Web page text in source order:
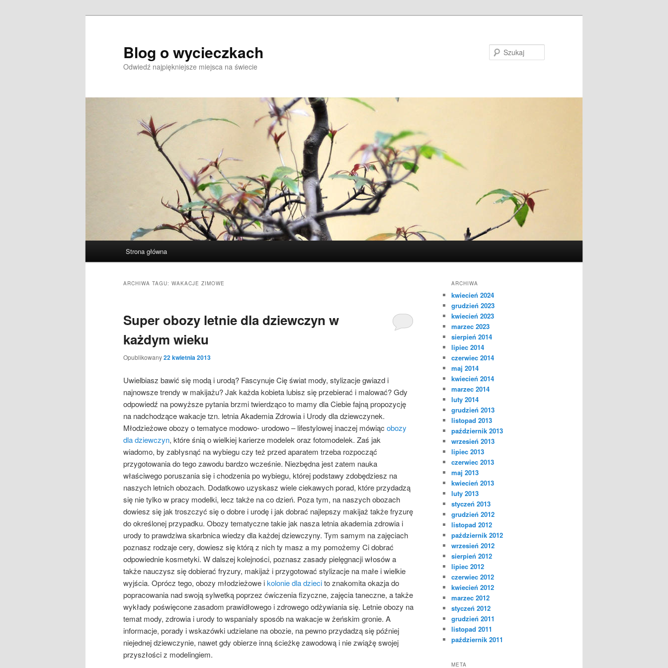
Blog o wycieczkach
Odwiedź najpiękniejsze miejsca na świecie
Strona główna
ARCHIWA TAGU: WAKACJE ZIMOWE
Super obozy letnie dla dziewczyn w
każdym wieku
Opublikowany22 kwietnia 2013
Uwielbiasz bawić się modą i urodą? Fascynuje Cię świat mody, stylizacje gwiazd i
najnowsze trendy w makijażu? Jak każda kobieta lubisz się przebierać i malować? Gdy
odpowiedź na powyższe pytania brzmi twierdząco to mamy dla Ciebie fajną propozycję
na nadchodzące wakacje tzn. letnia Akademia Zdrowia i Urody dla dziewczynek.
Młodzieżowe obozy o tematyce modowo- urodowo – lifestylowej inaczej mówiąc obozy
dla dziewczyn, które śnią o wielkiej karierze modelek oraz fotomodelek. Zaś jak
wiadomo, by zabłysnąć na wybiegu czy też przed aparatem trzeba rozpocząć
przygotowania do tego zawodu bardzo wcześnie. Niezbędna jest zatem nauka
właściwego poruszania się i chodzenia po wybiegu, której podstawy zdobędziesz na
naszych letnich obozach. Dodatkowo uzyskasz wiele ciekawych porad, które przydadzą
się nie tylko w pracy modelki, lecz także na co dzień. Poza tym, na naszych obozach
dowiesz się jak troszczyć się o dobre i urodę i jak dobrać najlepszy makijaż także fryzurę
do określonej przypadku. Obozy tematyczne takie jak nasza letnia akademia zdrowia i
urody to prawdziwa skarbnica wiedzy dla każdej dziewczyny. Tym samym na zajęciach
poznasz rodzaje cery, dowiesz się którą z nich ty masz a my pomożemy Ci dobrać
odpowiednie kosmetyki. W dalszej kolejności, poznasz zasady pielęgnacji włosów a
także nauczysz się dobierać fryzury, makijaż i przygotować stylizacje na małe i wielkie
wyjścia. Oprócz tego, obozy młodzieżowe ikolonie dla dziecito znakomita okazja do
popracowania nad swoją sylwetką poprzez ćwiczenia fizyczne, zajęcia taneczne, a także
wykłady poświęcone zasadom prawidłowego i zdrowego odżywiania się. Letnie obozy na
temat mody, zdrowia i urody to wspaniały sposób na wakacje w żeńskim gronie. A
informacje, porady i wskazówki udzielane na obozie, na pewno przydadzą się później
niejednej dziewczynie, nawet gdy obierze inną ścieżkę zawodową i nie zwiążę swojej
przyszłości z modelingiem.
ARCHIWA
kwiecień 2024
grudzień 2023
kwiecień 2023
marzec 2023
sierpień 2014
lipiec 2014
czerwiec 2014
maj 2014
kwiecień 2014
marzec 2014
luty 2014
grudzień 2013
listopad 2013
październik 2013
wrzesień 2013
lipiec 2013
czerwiec 2013
maj 2013
kwiecień 2013
luty 2013
styczeń 2013
grudzień 2012
listopad 2012
październik 2012
wrzesień 2012
sierpień 2012
lipiec 2012
czerwiec 2012
kwiecień 2012
marzec 2012
styczeń 2012
grudzień 2011
listopad 2011
październik 2011
META